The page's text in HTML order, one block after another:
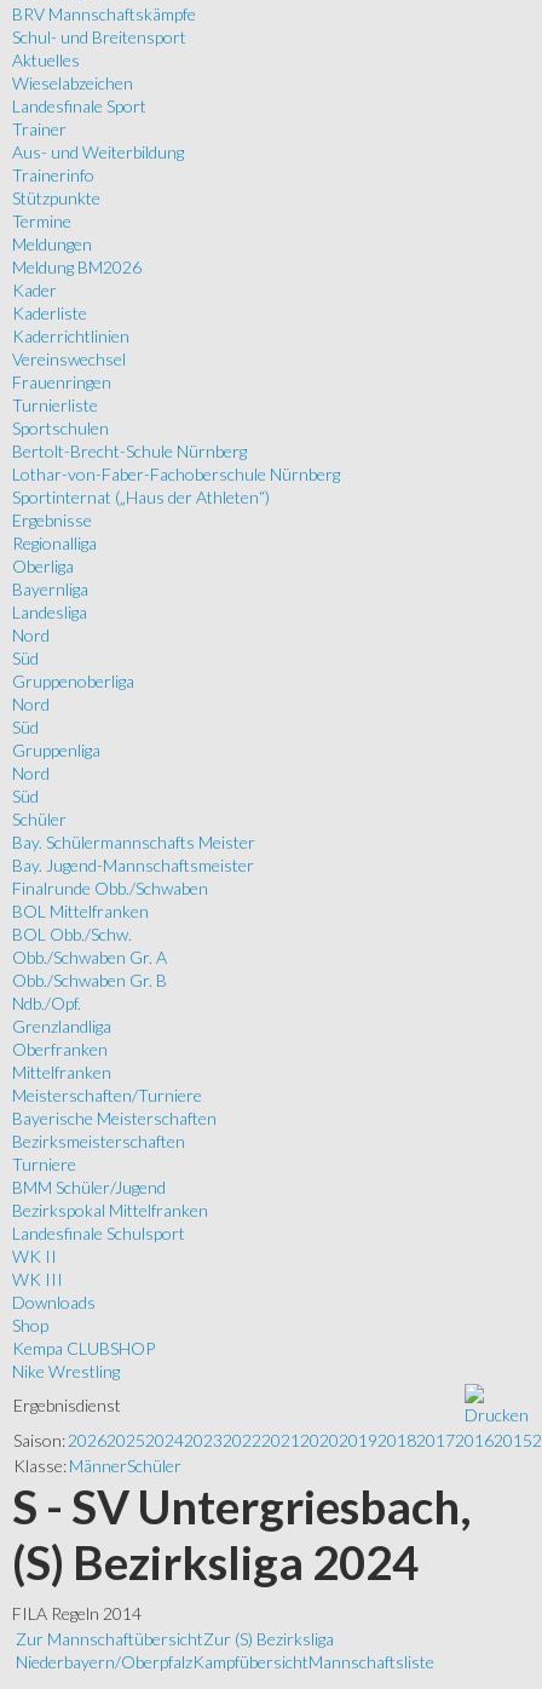
BRV Mannschaftskämpfe
Schul- und Breitensport
Aktuelles
Wieselabzeichen
Landesfinale Sport
Trainer
Aus- und Weiterbildung
Trainerinfo
Stützpunkte
Termine
Meldungen
Meldung BM2026
Kader
Kaderliste
Kaderrichtlinien
Vereinswechsel
Frauenringen
Turnierliste
Sportschulen
Bertolt-Brecht-Schule Nürnberg
Lothar-von-Faber-Fachoberschule Nürnberg
Sportinternat („Haus der Athleten“)
Ergebnisse
Regionalliga
Oberliga
Bayernliga
Landesliga
Nord
Süd
Gruppenoberliga
Nord
Süd
Gruppenliga
Nord
Süd
Schüler
Bay. Schülermannschafts Meister
Bay. Jugend-Mannschaftsmeister
Finalrunde Obb./Schwaben
BOL Mittelfranken
BOL Obb./Schw.
Obb./Schwaben Gr. A
Obb./Schwaben Gr. B
Ndb./Opf.
Grenzlandliga
Oberfranken
Mittelfranken
Meisterschaften/Turniere
Bayerische Meisterschaften
Bezirksmeisterschaften
Turniere
BMM Schüler/Jugend
Bezirkspokal Mittelfranken
Landesfinale Schulsport
WK II
WK III
Downloads
Shop
Kempa CLUBSHOP
Nike Wrestling
Ergebnisdienst
Saison:202620252024202320222021 202020192018201720162015
Klasse:MännerSchüler
S - SV Untergriesbach,
(S) Bezirksliga 2024
FILA Regeln 2014
Zur MannschaftübersichtZur (S) Bezirksliga
Niederbayern/OberpfalzKampfübersichtMannschaftsliste